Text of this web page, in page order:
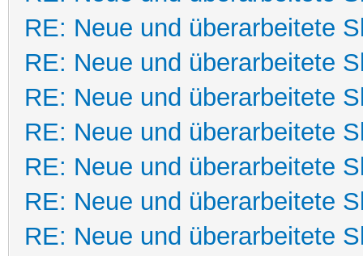
RE: Neue und überarbeitete
RE: Neue und überarbeitete
RE: Neue und überarbeitete
RE: Neue und überarbeitete
RE: Neue und überarbeitete
RE: Neue und überarbeitete
RE: Neue und überarbeitete